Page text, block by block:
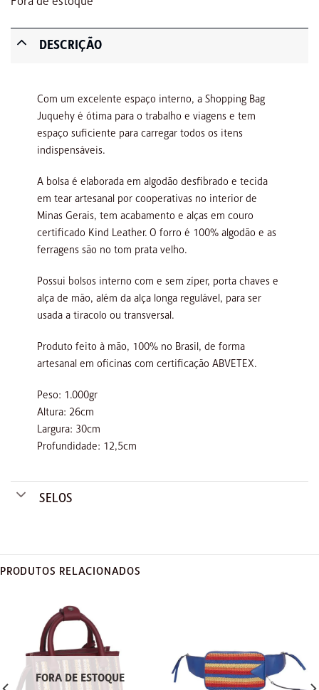
DESCRIÇÃO
Com um excelente espaço interno, a Shopping Bag
Juquehy é ótima para o trabalho e viagens e tem
espaço suficiente para carregar todos os itens
indispensáveis.
A bolsa é elaborada em algodão desfibrado e tecida
em tear artesanal por cooperativas no interior de
Minas Gerais, tem acabamento e alças em couro
certificado Kind Leather. O forro é 100% algodão e as
ferragens são no tom prata velho.
Possui bolsos interno com e sem zíper, porta chaves e
alça de mão, além da alça longa regulável, para ser
usada a tiracolo ou transversal.
Produto feito à mão, 100% no Brasil, de forma
artesanal em oficinas com certificação ABVETEX.
Peso: 1.000gr
Altura: 26cm
Largura: 30cm
Profundidade: 12,5cm
SELOS
PRODUTOS RELACIONADOS
FORA DE ESTOQUE